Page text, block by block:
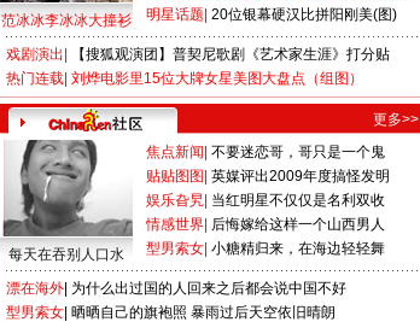
范冰冰李冰冰大撞衫
明星话题 20位银幕硬汉比拼阳刚美(图)
戏剧演出
【搜狐观演团】普契尼歌剧《艺术家生涯》打分贴
热门连载 刘烨电影里15位大牌女星美图大盘点（组图）
更多>>
每天在吞别人口水
焦点新闻 不要迷恋哥，哥只是一个鬼
贴贴图图 英媒评出2009年度搞怪发明
娱乐旮旯 当红明星不仅仅是名利双收
情感世界 后悔嫁给这样一个山西男人
型男索女 小糖精归来，在海边轻轻舞
漂在海外 为什么出过国的人回来之后都会说中国不好
型男索女 晒晒自己的旗袍照 暴雨过后天空依旧晴朗